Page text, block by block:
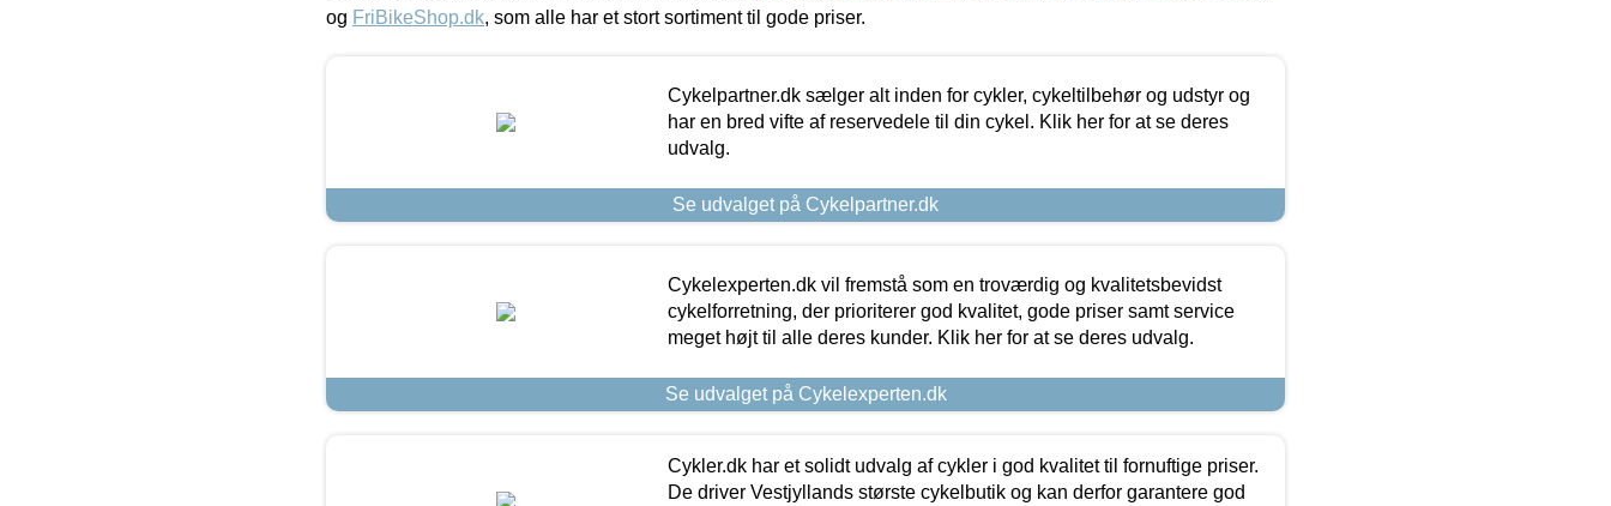
og FriBikeShop.dk, som alle har et stort sortiment til gode priser.
Cykelpartner.dk sælger alt inden for cykler, cykeltilbehør og udstyr og
har en bred vifte af reservedele til din cykel. Klik her for at se deres
udvalg.
Se udvalget på Cykelpartner.dk
Cykelexperten.dk vil fremstå som en troværdig og kvalitetsbevidst
cykelforretning, der prioriterer god kvalitet, gode priser samt service
meget højt til alle deres kunder. Klik her for at se deres udvalg.
Se udvalget på Cykelexperten.dk
Cykler.dk har et solidt udvalg af cykler i god kvalitet til fornuftige priser.
De driver Vestjyllands største cykelbutik og kan derfor garantere god